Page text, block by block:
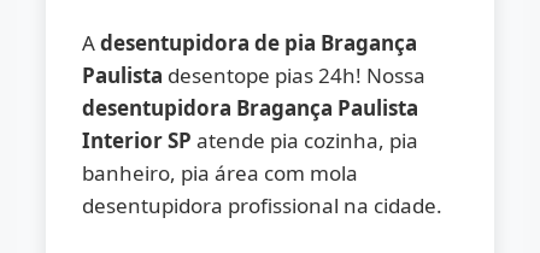
Adesentupidora de pia Bragança
Paulista desentope pias 24h! Nossa
desentupidora Bragança Paulista
Interior SP atende pia cozinha, pia
banheiro, pia área com mola
desentupidora profissional na cidade.